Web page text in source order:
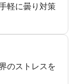
軽に曇り対策
のストレスを